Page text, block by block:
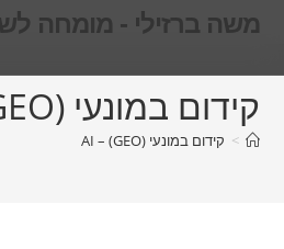
משה ברזילי - מומחה
קידום במונעי AI – (GEO)
> קידום במונעי AI – (GEO)